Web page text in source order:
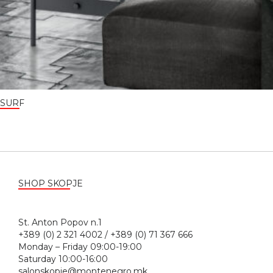
SURF
SHOP SKOPJE
St. Anton Popov n.1
+389 (0) 2 321 4002 / +389 (0) 71 367 666
Monday – Friday 09:00-19:00
Saturday 10:00-16:00